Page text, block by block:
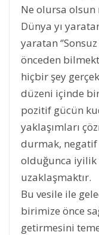
Ne olursa olsun
Dünya yı
yaratan
önceden
hiçbir şey
düzeni içinde
pozitif gücün
yaklaşımları
durmak, negatif
olduğunca iyilik
uzaklaşmaktır.
Bu vesile ile
birimize önce
getirmesini